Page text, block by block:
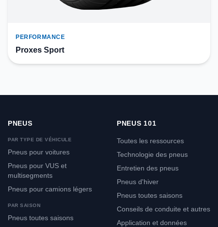
PERFORMANCE
Proxes Sport
PNEUS
PAR TYPE DE VÉHICULE
Pneus pour voitures
Pneus pour VUS et
multisegments
Pneus pour camions légers
PAR SAISON
Pneus toutes saisons
PNEUS 101
Toutes les ressources
Technologie des pneus
Entretien des pneus
Pneus d'hiver
Pneus toutes saisons
Conseils de conduite et autres
Application et données